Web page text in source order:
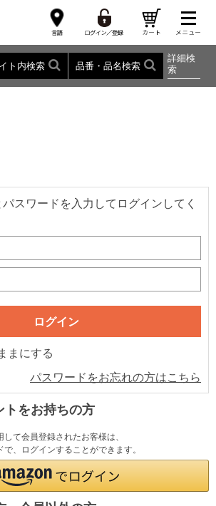
ト内検索 品番・品名検索
詳細検
索
スワードを入力してログインしてく
まにする
パスワードをお忘れの方はこちら
をお持ちの方
て会員登録されたお客様は、
、ログインすることができます。